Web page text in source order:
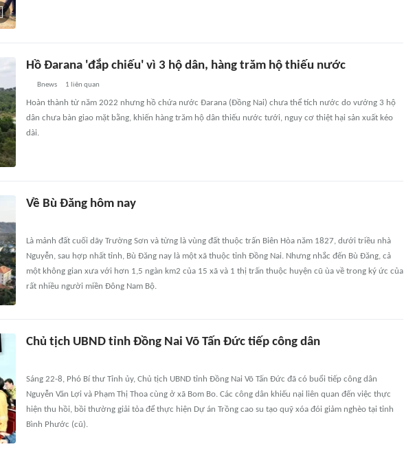
Hồ Đarana 'đắp chiếu' vì 3 hộ dân, hàng trăm hộ thiếu nước
Bnews 1 liên quan
Hoàn thành từ năm 2022 nhưng hồ chứa nước Đarana (Đồng Nai) chưa thể tích nước do vướng 3 hộ
dân chưa bàn giao mặt bằng, khiến hàng trăm hộ dân thiếu nước tưới, nguy cơ thiệt hại sản xuất kéo
dài.
Về Bù Đăng hôm nay
Là mảnh đất cuối dãy Trường Sơn và từng là vùng đất thuộc trấn Biên Hòa năm 1827, dưới triều nhà
Nguyễn, sau hợp nhất tỉnh, Bù Đăng nay là một xã thuộc tỉnh Đồng Nai. Nhưng nhắc đến Bù Đăng, cả
một không gian xưa với hơn 1,5 ngàn km2 của 15 xã và 1 thị trấn thuộc huyện cũ ùa về trong ký ức của
rất nhiều người miền Đông Nam Bộ.
Chủ tịch UBND tỉnh Đồng Nai Võ Tấn Đức tiếp công dân
Sáng 22-8, Phó Bí thư Tỉnh ủy, Chủ tịch UBND tỉnh Đồng Nai Võ Tấn Đức đã có buổi tiếp công dân
Nguyễn Văn Lợi và Phạm Thị Thoa cùng ở xã Bom Bo. Các công dân khiếu nại liên quan đến việc thực
hiện thu hồi, bồi thường giải tỏa để thực hiện Dự án Trồng cao su tạo quỹ xóa đói giảm nghèo tại tỉnh
Bình Phước (cũ).